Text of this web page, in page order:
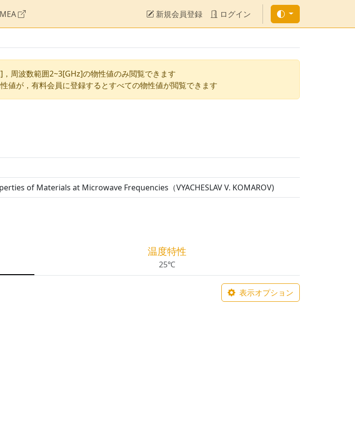
新規会員登録 ログイン
周波数範囲2~3[GHz]の物性値のみ閲覧できます
値が，有料会員に登録するとすべての物性値が閲覧できます
of Materials at Microwave Frequencies（VYACHESLAV V. KOMAROV)
温度特性
25℃
表示オプション